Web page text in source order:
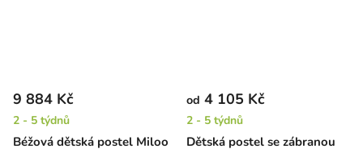
Béžová dětská postel Miloo
9 884 Kč
2 - 5 týdnů
Dětská postel se zábranou
od 4 105 Kč
2 - 5 týdnů